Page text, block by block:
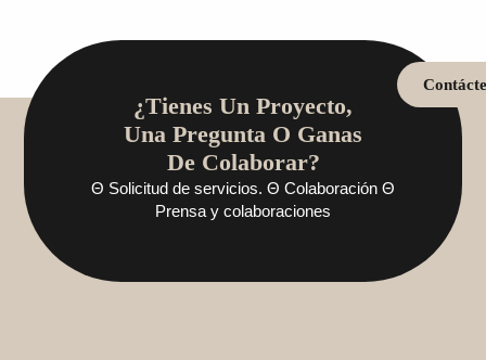
¿Tienes Un Proyecto,
Una Pregunta O Ganas
De Colaborar?
Θ Solicitud de servicios. Θ Colaboración Θ
Prensa y colaboraciones